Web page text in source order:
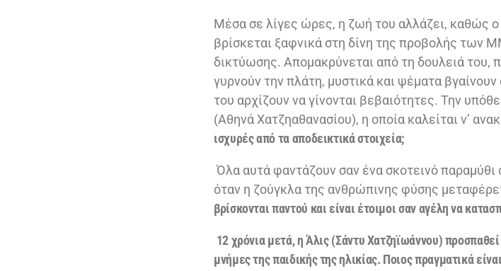
Μέσα σε λίγες ώρες, η ζωή του αλλάζει, καθώς ο
βρίσκεται ξαφνικά στη δίνη της προβολής των
δικτύωσης. Απομακρύνεται από τη δουλειά του,
γυρνούν την πλάτη, μυστικά και ψέματα
του αρχίζουν να γίνονται βεβαιότητες. Την
(Αθηνά Χατζηαθανασίου), η οποία καλείται ν’
ισχυρές από τα αποδεικτικά στοιχεία;
Όλα αυτά φαντάζουν σαν ένα σκοτεινό παραμύθι
όταν η ζούγκλα της ανθρώπινης φύσης
βρίσκονται παντού και είναι έτοιμοι σαν αγέλη να
12 χρόνια μετά, η Άλις (Σάντυ Χατζηϊωάννου) προσπαθεί
μνήμες της παιδικής της ηλικίας. Ποιος πραγματικά